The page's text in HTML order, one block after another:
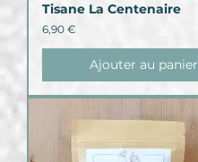
Tisane La Centenaire
Prix
6,90 €
Ajouter au panier